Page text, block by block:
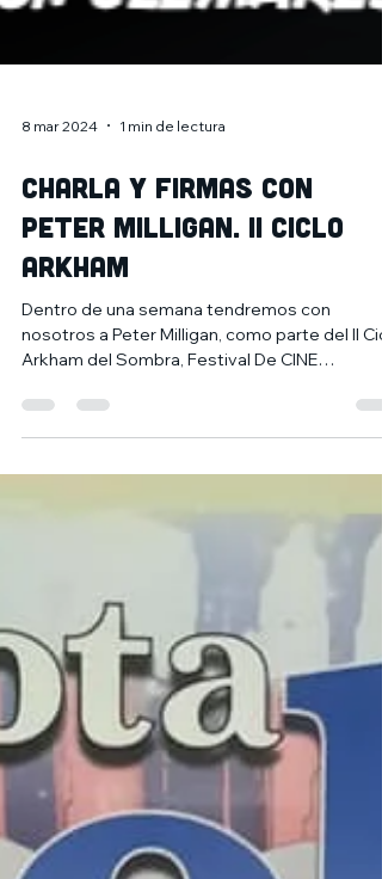
8 mar 2024 1 min de lectura
Charla y firmas con
PETER MILLIGAN. II Ciclo
Arkham
Dentro de una semana tendremos con
Fantástico...